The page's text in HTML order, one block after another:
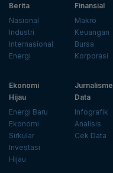
Berita
Nasional
Industri
Internasional
Energi
Finansial
Makro
Keuangan
Bursa
Korporasi
Ekonomi
Hijau
Energi Baru
Ekonomi
Sirkular
Investasi
Hijau
Jurnalisme
Data
Infografik
Analisis
Cek Data